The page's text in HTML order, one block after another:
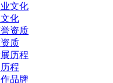
化
质
程